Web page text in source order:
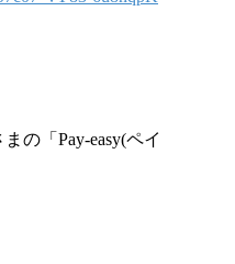
の「Pay-easy(ペイ